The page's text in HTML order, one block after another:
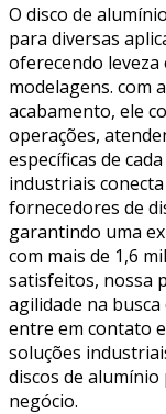
O disco de
para diversas
oferecendo leveza
modelagens. com
acabamento, ele
operações,
específicas de
industriais
fornecedores de
garantindo uma
com mais de 1,6
satisfeitos, nossa
agilidade na
entre em contato
soluções
discos de
negócio.